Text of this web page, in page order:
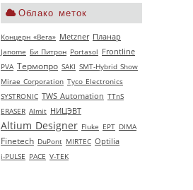
Облако меток
Концерн «Вега» Metzner Планар
Janome Би Питрон Portasol Frontline
PVA Термопро SAKI SMT-Hybrid Show
Mirae Corporation Tyco Electronics
SYSTRONIC TWS Automation TTnS
ERASER Almit НИЦЭВТ
Altium Designer Fluke EPT DIMA
Finetech DuPont MIRTEC Optilia
i-PULSE РАСЕ V‑TEK